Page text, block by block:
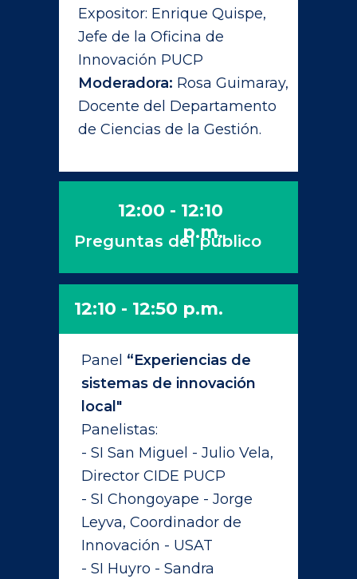
Expositor: Enrique Quispe,
Jefe de la Oficina de
Innovación PUCP
Moderadora: Rosa Guimaray,
Docente del Departamento
de Ciencias de la Gestión.
12:00 - 12:10
p.m.
Preguntas del público
12:10 - 12:50 p.m.
Panel “Experiencias de
sistemas de innovación
local"
Panelistas:
- SI San Miguel - Julio Vela,
Director CIDE PUCP
- SI Chongoyape - Jorge
Leyva, Coordinador de
Innovación - USAT
- SI Huyro - Sandra